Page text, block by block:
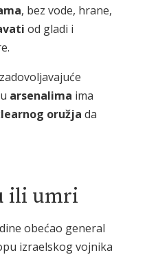
, bez vode, hrane,
od gladi i
arsenalima ima
oružja da
ili umri
obećao general
izraelskog vojnika